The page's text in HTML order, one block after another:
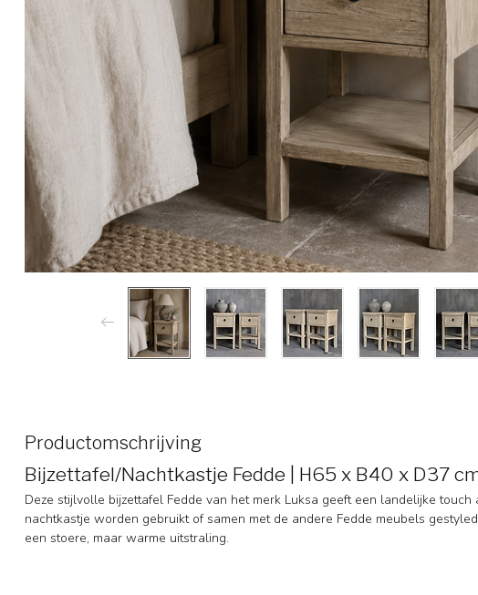
Productomschrijving
Bijzettafel/Nachtkastje Fedde | H65 x B40 x D37
Deze stijlvolle bijzettafel Fedde van het merk Luksa geeft een landelijke
nachtkastje worden gebruikt of samen met de andere Fedde meubels
een stoere, maar warme uitstraling.